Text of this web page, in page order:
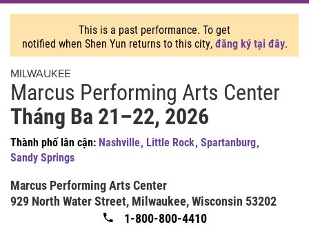
This is a past performance. To get
notified when Shen Yun returns to this city,đăng ký tại đây.
MILWAUKEE
Marcus Performing Arts Center
Tháng Ba 21–22, 2026
Thành phố lân cận: Nashville, Little Rock, Spartanburg,
Sandy Springs
Marcus Performing Arts Center
929 North Water Street, Milwaukee, Wisconsin 53202
1-800-800-4410